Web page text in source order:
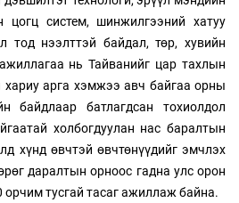
цогц систем, шинжилгээний хатуу
тод нээлттэй байдал, төр, хувийн
нь Тайванийг цар тахлын
хариу арга хэмжээ авч байгаа орны
байдлаар батлагдсан тохиолдол
холбогдуулан нас баралтын
хүнд өвчтэй өвчтөнүүдийг эмчлэх
даралтын орноос гадна улс орон
орчим тусгай тасаг ажиллаж байна.